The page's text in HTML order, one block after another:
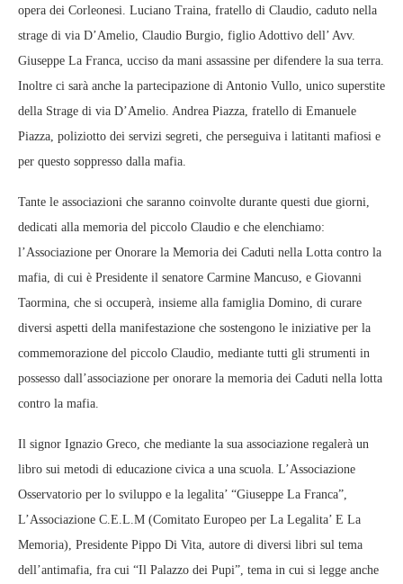
opera dei Corleonesi. Luciano Traina, fratello di Claudio, caduto nella
strage di via D’Amelio, Claudio Burgio, figlio Adottivo dell’ Avv.
Giuseppe La Franca, ucciso da mani assassine per difendere la sua terra.
Inoltre ci sarà anche la partecipazione di Antonio Vullo, unico superstite
della Strage di via D’Amelio. Andrea Piazza, fratello di Emanuele
Piazza, poliziotto dei servizi segreti, che perseguiva i latitanti mafiosi e
per questo soppresso dalla mafia.
Tante le associazioni che saranno coinvolte durante questi due giorni,
dedicati alla memoria del piccolo Claudio e che elenchiamo:
l’Associazione per Onorare la Memoria dei Caduti nella Lotta contro la
mafia, di cui è Presidente il senatore Carmine Mancuso, e Giovanni
Taormina, che si occuperà, insieme alla famiglia Domino, di curare
diversi aspetti della manifestazione che sostengono le iniziative per la
commemorazione del piccolo Claudio, mediante tutti gli strumenti in
possesso dall’associazione per onorare la memoria dei Caduti nella lotta
contro la mafia.
Il signor Ignazio Greco, che mediante la sua associazione regalerà un
libro sui metodi di educazione civica a una scuola. L’Associazione
Osservatorio per lo sviluppo e la legalita’ “Giuseppe La Franca”,
L’Associazione C.E.L.M (Comitato Europeo per La Legalita’ E La
Memoria), Presidente Pippo Di Vita, autore di diversi libri sul tema
dell’antimafia, fra cui “Il Palazzo dei Pupi”, tema in cui si legge anche